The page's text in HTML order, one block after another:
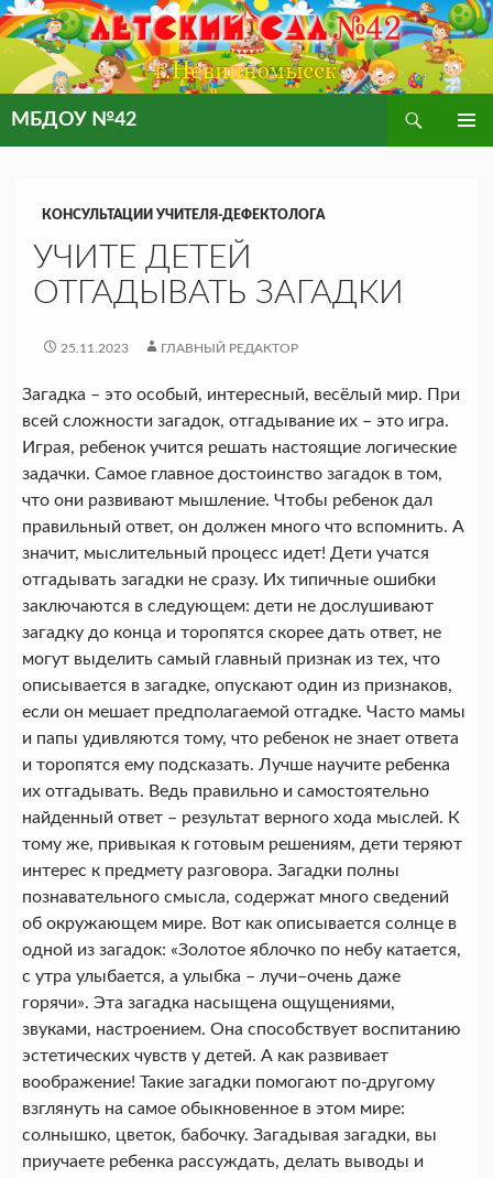
МБДОУ №42
Поиск
КОНСУЛЬТАЦИИ УЧИТЕЛЯ-ДЕФЕКТОЛОГА
УЧИТЕ ДЕТЕЙ
ОТГАДЫВАТЬ ЗАГАДКИ
25.11.2023 ГЛАВНЫЙ РЕДАКТОР
Загадка – это особый, интересный, весёлый мир. При
всей сложности загадок, отгадывание их – это игра.
Играя, ребенок учится решать настоящие логические
задачки. Самое главное достоинство загадок в том,
что они развивают мышление. Чтобы ребенок дал
правильный ответ, он должен много что вспомнить. А
значит, мыслительный процесс идет! Дети учатся
отгадывать загадки не сразу. Их типичные ошибки
заключаются в следующем: дети не дослушивают
загадку до конца и торопятся скорее дать ответ, не
могут выделить самый главный признак из тех, что
описывается в загадке, опускают один из признаков,
если он мешает предполагаемой отгадке. Часто мамы
и папы удивляются тому, что ребенок не знает ответа
и торопятся ему подсказать. Лучше научите ребенка
их отгадывать. Ведь правильно и самостоятельно
найденный ответ – результат верного хода мыслей. К
тому же, привыкая к готовым решениям, дети теряют
интерес к предмету разговора. Загадки полны
познавательного смысла, содержат много сведений
об окружающем мире. Вот как описывается солнце в
одной из загадок: «Золотое яблочко по небу катается,
с утра улыбается, а улыбка – лучи–очень даже
горячи». Эта загадка насыщена ощущениями,
звуками, настроением. Она способствует воспитанию
эстетических чувств у детей. А как развивает
воображение! Такие загадки помогают по-другому
взглянуть на самое обыкновенное в этом мире:
солнышко, цветок, бабочку. Загадывая загадки, вы
приучаете ребенка рассуждать, делать выводы и